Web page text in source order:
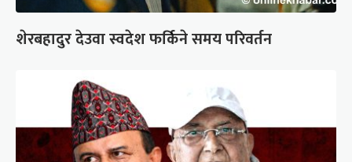
शेरबहादुर देउवा स्वदेश फर्किने समय परिवर्तन